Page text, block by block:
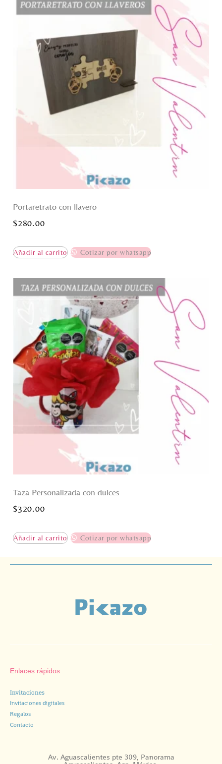
Portaretrato con llavero
$280.00
Añadir al carrito Cotizar por whatsapp
Taza Personalizada con dulces
$320.00
Añadir al carrito Cotizar por whatsapp
Enlaces rápidos
Invitaciones
Invitaciones digitales
Regalos
Contacto
Av. Aguascalientes pte 309, Panorama